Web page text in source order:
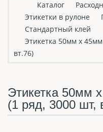
Каталог
Этикетки в рулоне
Стандартный клей
Этикетка 50мм х
вт.76)
Этикетка 50мм
(1 ряд, 3000 шт,